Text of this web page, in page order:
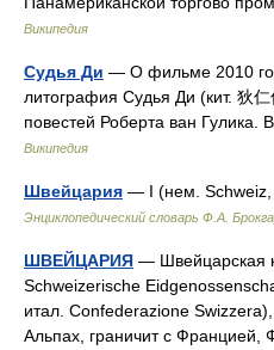
Википедия
Судья Ди — О фильме 2010
литография Судья Ди (кит. 狄
повестей Роберта ван Гулика.
Википедия
Швейцария — I (нем.
Энциклопедический словарь Ф.А.
ШВЕЙЦАРИЯ — Швейцарская
Schweizerische
итал. Confederazione
Альпах, граничит с Францией,